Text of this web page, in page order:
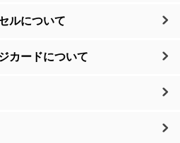
ルについて
カードについて